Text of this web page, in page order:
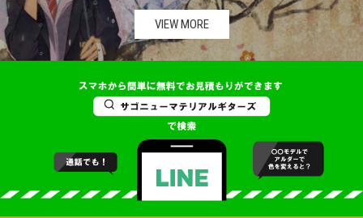
VIEW MORE